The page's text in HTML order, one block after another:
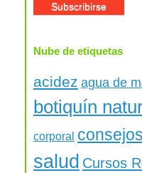
Nube de etiquetas
acidez agua de
botiquín
corporal consejos
salud Cursos